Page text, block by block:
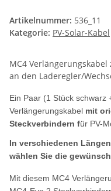
Artikelnummer: 536_11
Kategorie: PV-Solar-Kabel
MC4
an den Laderegler/
Ein Paar (1 Stück schwarz
Verlängerungskabel mit
Steckverbindern für PV-
In verschiedenen
wählen Sie die
Mit diesem MC4